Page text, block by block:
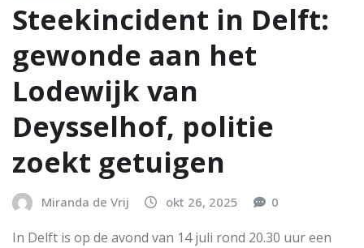
Steekincident in Delft:
gewonde aan het
Lodewijk van
Deysselhof, politie
zoekt getuigen
Miranda de Vrij okt 26, 2025 0
In Delft is op de avond van 14 juli rond 20.30 uur een